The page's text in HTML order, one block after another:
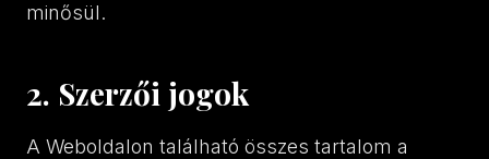
minősül.
2. Szerzői jogok
A Weboldalon található összes tartalom a